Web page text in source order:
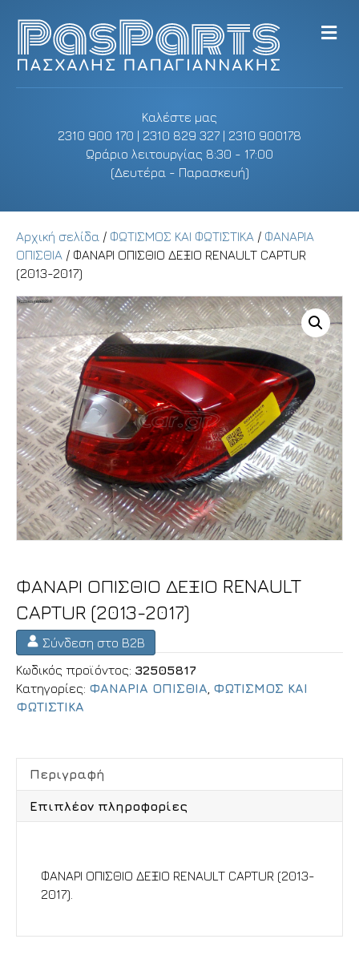
Καλέστε μας
2310 900 170 | 2310 829 327 | 2310 900178
Ωράριο λειτουργίας 8:30 - 17:00
(Δευτέρα - Παρασκευή)
M
e
Αρχική σελίδα / ΦΩΤΙΣΜΟΣ ΚΑΙ ΦΩΤΙΣΤΙΚΑ / ΦΑΝΑΡΙΑ
ΟΠΙΣΘΙΑ / ΦΑΝΑΡΙ ΟΠΙΣΘΙΟ ΔΕΞΙΟ RENAULT CAPTUR
(2013-2017)
ΦΑΝΑΡΙ ΟΠΙΣΘΙΟ ΔΕΞΙΟ RENAULT
CAPTUR (2013-2017)
Σύνδεση στο B2B
Κωδικός προϊόντος: 32505817
Κατηγορίες: ΦΑΝΑΡΙΑ ΟΠΙΣΘΙΑ ΦΩΤΙΣΜΟΣ ΚΑΙ
ΦΩΤΙΣΤΙΚΑ
Περιγραφή
Επιπλέον πληροφορίες
ΦΑΝΑΡΙ ΟΠΙΣΘΙΟ ΔΕΞΙΟ RENAULT CAPTUR (2013-
2017).